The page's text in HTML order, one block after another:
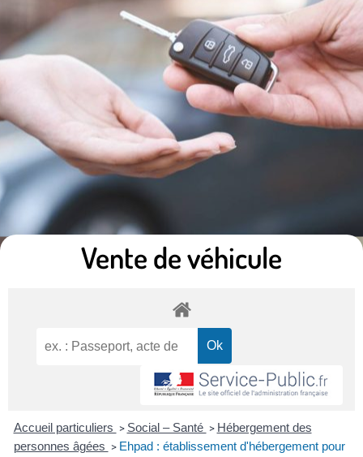
Vente de véhicule
Accueil particuliers > Social – Santé > Hébergement des
personnes âgées > Ehpad : établissement d'hébergement pour